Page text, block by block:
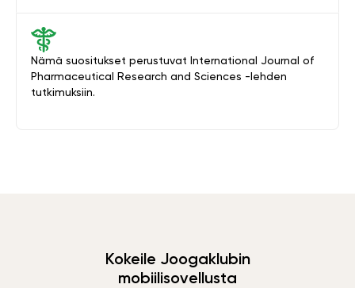
Nämä suositukset perustuvat International Journal of
Pharmaceutical Research and Sciences -lehden
tutkimuksiin.
Kokeile Joogaklubin
mobiilisovellusta